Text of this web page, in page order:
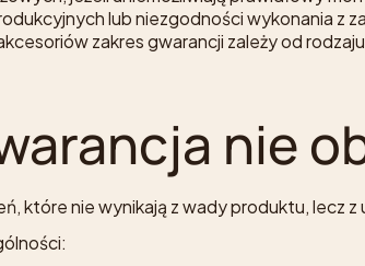
lub niezgodności wykonania z
zakres gwarancji zależy od
nie
które nie wynikają z wady produktu,